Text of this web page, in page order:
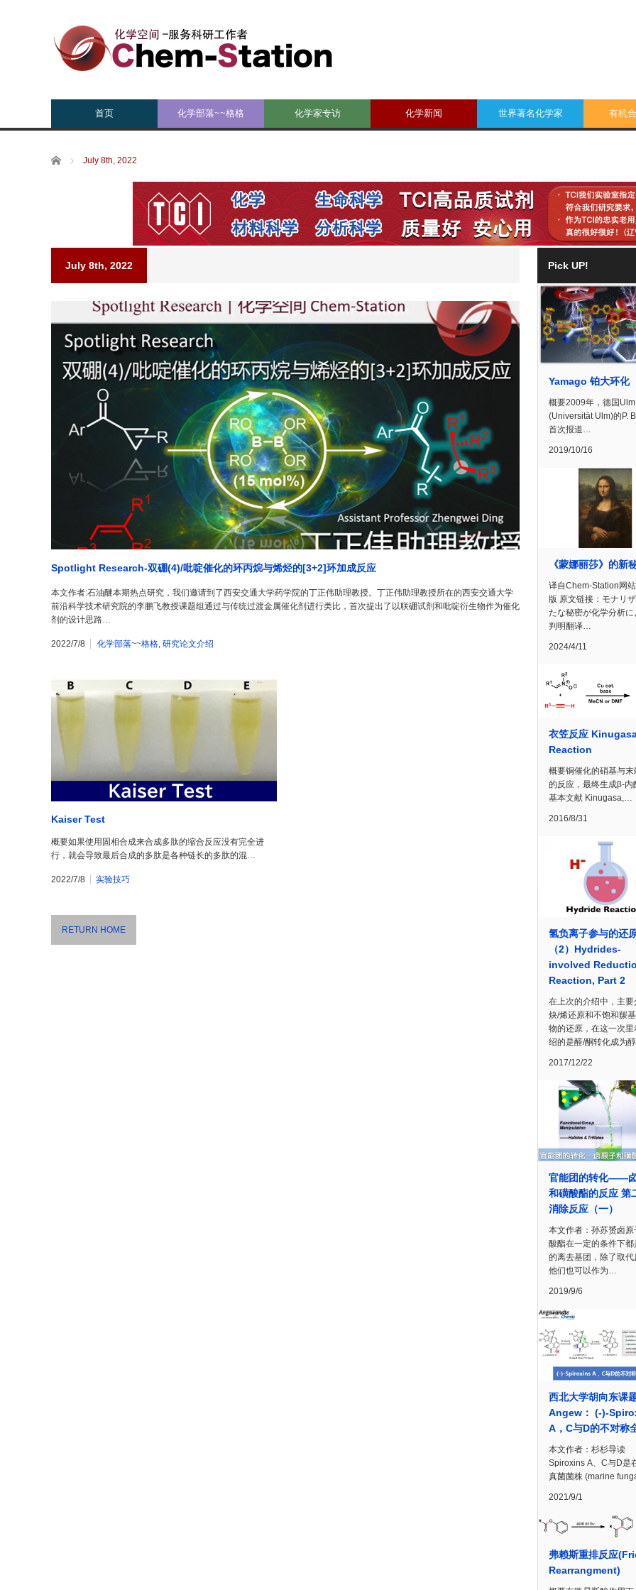
首页 化学部落~~格格 化学家专访 化学新闻 世界著名化学家 有机
Home July 8th, 2022
July 8th, 2022
Spotlight Research-双硼(4)/吡啶催化的环丙烷与烯烃的[3+2]环加成反应
本文作者:石油醚本期热点研究，我们邀请到了西安交通大学药学院的丁正伟助理教授。丁正伟助理教授所在的西安交通大学
前沿科学技术研究院的李鹏飞教授课题组通过与传统过渡金属催化剂进行类比，首次提出了以联硼试剂和吡啶衍生物作为催化
剂的设计思路…
2022/7/8 化学部落~~格格, 研究论文介绍
Kaiser Test
概要如果使用固相合成来合成多肽的缩合反应没有完全进
行，就会导致最后合成的多肽是各种链长的多肽的混…
2022/7/8 实验技巧
RETURN HOME
Pick UP!
Yamago 铂大环化
概要2009年，德国
(Universität Ulm)的P.
首次报道…
2019/10/16
《蒙娜丽莎》的新
译自Chem-Station网
版 原文链接：モナリ
たな秘密が化学分析に
判明翻译…
2024/4/11
衣笠反应
Reaction
概要铜催化的硝基与末
的反应，最终生成β-内
基本文献 Kinugasa,…
2016/8/31
氢负离子参与的还
（2）Hydrides-
involved
Reaction, Part 2
在上次的介绍中，主要
炔/烯还原和不饱和羰
物的还原，在这一次里
绍的是醛/酮转化成为
2017/12/22
官能团的转化——
和磺酸酯的反应 第
消除反应（一）
本文作者：孙苏赟卤原
酸酯在一定的条件下都
的离去基团，除了取代
他们也可以作为…
2019/9/6
西北大学胡向东课
Angew： (-)-
A，C与D的不对称
本文作者：杉杉导读
Spiroxins A、C与D是
真菌菌株 (marine
2021/9/1
弗赖斯重排反应
Rearrangment)